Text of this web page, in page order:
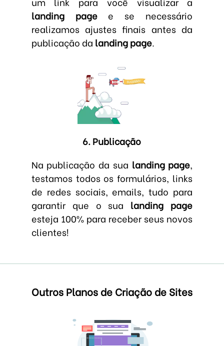
landing pagee se necessário
realizamos ajustes finais antes da
publicação da landing page.
6. Publicação
Na publicação da sua landing page,
testamos todos os formulários, links
de redes sociais, emails, tudo para
garantir que o sua landing page
esteja 100% para receber seus novos
clientes!
Outros Planos de Criação de Sites